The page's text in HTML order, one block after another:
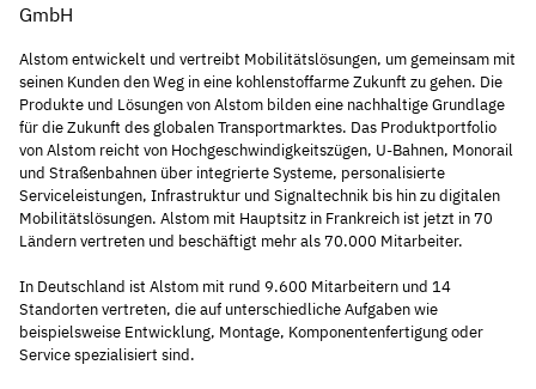
GmbH
Alstom entwickelt und vertreibt Mobilitätslösungen, um gemeinsam mit
seinen Kunden den Weg in eine kohlenstoffarme Zukunft zu gehen. Die
Produkte und Lösungen von Alstom bilden eine nachhaltige Grundlage
für die Zukunft des globalen Transportmarktes. Das Produktportfolio
von Alstom reicht von Hochgeschwindigkeitszügen, U-Bahnen, Monorail
und Straßenbahnen über integrierte Systeme, personalisierte
Serviceleistungen, Infrastruktur und Signaltechnik bis hin zu digitalen
Mobilitätslösungen. Alstom mit Hauptsitz in Frankreich ist jetzt in 70
Ländern vertreten und beschäftigt mehr als 70.000 Mitarbeiter.
In Deutschland ist Alstom mit rund 9.600 Mitarbeitern und 14
Standorten vertreten, die auf unterschiedliche Aufgaben wie
beispielsweise Entwicklung, Montage, Komponentenfertigung oder
Service spezialisiert sind.